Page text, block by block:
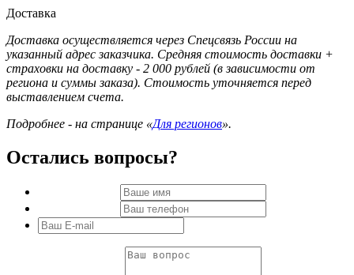
Доставка
Доставка осуществляется через Спецсвязь России на
указанный адрес заказчика. Средняя стоимость доставки +
страховки на доставку - 2 000 рублей (в зависимости от
региона и суммы заказа). Стоимость уточняется перед
выставлением счета.
Подробнее - на странице «Для регионов».
Остались вопросы?